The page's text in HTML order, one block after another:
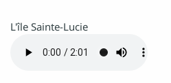
L'île Sainte-Lucie